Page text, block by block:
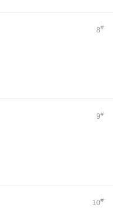
8#
9#
10#